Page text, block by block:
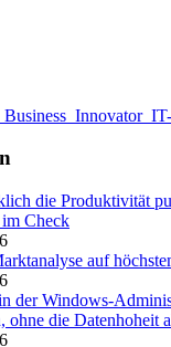
die Produktivität
Check
auf
der Windows-
ohne die Datenhoheit